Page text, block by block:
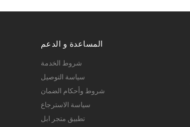
المساعدة و الدعم
شروط الخدمة
سياسة التوصيل
شروط وأحكام الضمان
سياسة الاسترجاع
تطبيق متجر ابل